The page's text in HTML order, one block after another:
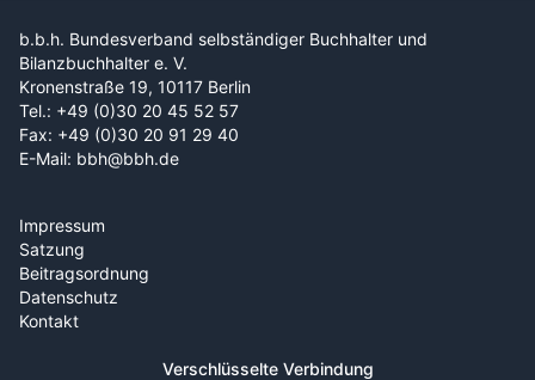
b.b.h. Bundesverband selbständiger Buchhalter und
Bilanzbuchhalter e. V.
Kronenstraße 19, 10117 Berlin
Tel.: +49 (0)30 20 45 52 57
Fax: +49 (0)30 20 91 29 40
E-Mail: bbh@bbh.de
Impressum
Satzung
Beitragsordnung
Datenschutz
Kontakt
Verschlüsselte Verbindung